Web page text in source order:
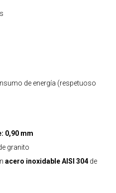
de energía (respetuoso
0,90 mm
granito
acero inoxidable AISI 304de